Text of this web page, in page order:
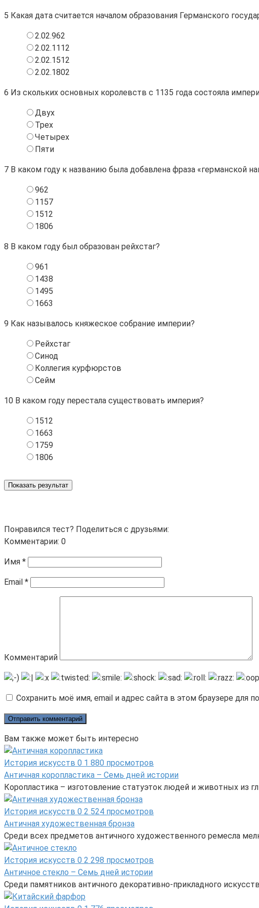
5 Какая дата считается началом образования Германского
2.02.962
2.02.1112
2.02.1512
2.02.1802
6 Из скольких основных королевств с 1135 года состояла
Двух
Трех
Четырех
Пяти
7 В каком году к названию была добавлена фраза «германской
962
1157
1512
1806
8 В каком году был образован рейхстаг?
961
1438
1495
1663
9 Как называлось княжеское собрание империи?
Рейхстаг
Синод
Коллегия курфюрстов
Сейм
10 В каком году перестала существовать империя?
1512
1663
1759
1806
Показать результат
Понравился тест? Поделиться с друзьями:
Комментарии: 0
Имя *
Email *
Комментарий
Сохранить моё имя, email и адрес сайта в этом браузере для
Вам также может быть интересно
История искусств 0 1 880 просмотров
Античная коропластика – Семь дней истории
Коропластика – изготовление статуэток людей и животных из
История искусств 0 2 524 просмотров
Античная художественная бронза
Среди всех предметов античного художественного ремесла
История искусств 0 2 298 просмотров
Античное стекло – Семь дней истории
Среди памятников античного декоративно-прикладного